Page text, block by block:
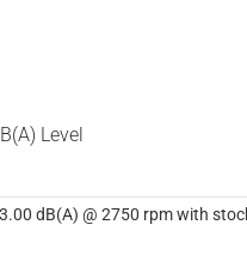
Level
dB(A) @ 2750 rpm with